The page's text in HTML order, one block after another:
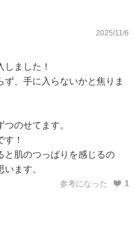
2025/11/6
ました！
、手に入らないかと焦りま
のせてます。
！
と肌のつっぱりを感じるの
ます。
参考になった 1